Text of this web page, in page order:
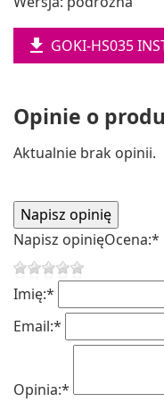
 GOKI-HS035
Opinie o
Aktualnie brak opinii.
Napisz opinięOcena:*
Imię:*
Email:*
Opinia:*